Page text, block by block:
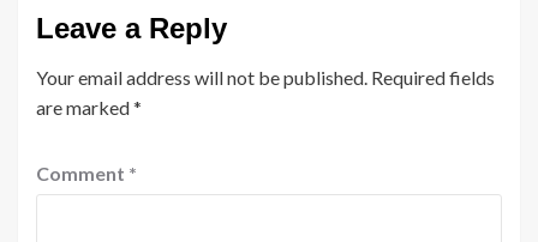
Leave a Reply
Your email address will not be published. Required fields
are marked*
Comment *